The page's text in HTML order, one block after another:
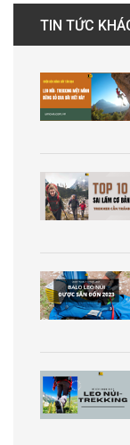
TIN TỨC